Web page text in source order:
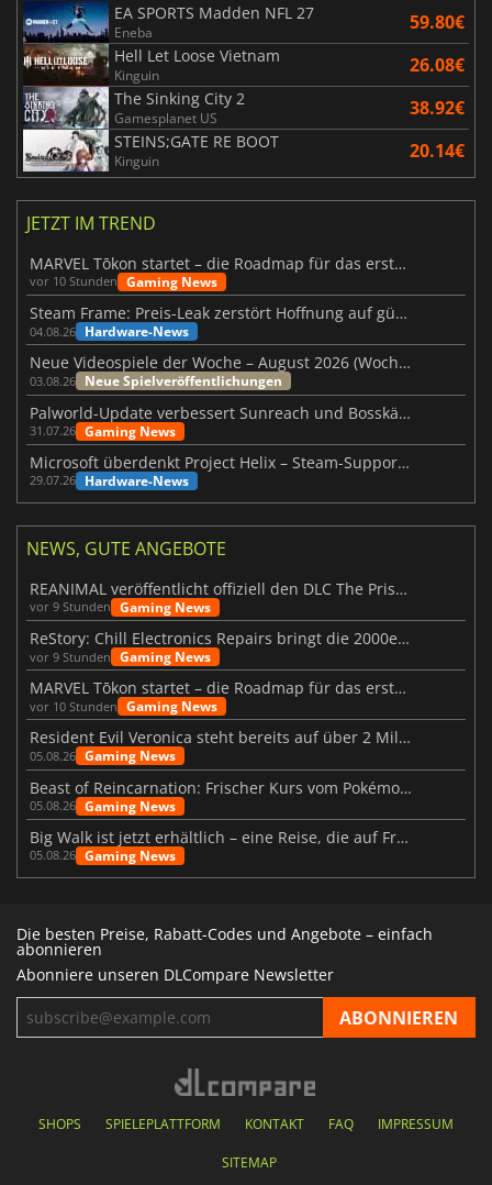
EA SPORTS Madden NFL 27
Eneba 59.80€
Hell Let Loose Vietnam
Kinguin 26.08€
The Sinking City 2
Gamesplanet US 38.92€
STEINS;GATE RE BOOT
Kinguin 20.14€
JETZT IM TREND
MARVEL Tōkon startet – die Roadmap für das erste Jahr wurde vorgestellt
vor 10 Stunden Gaming News
Steam Frame: Preis-Leak zerstört Hoffnung auf günstiges VR-Headset
04.08.26 Hardware-News
Neue Videospiele der Woche – August 2026 (Woche 32)
03.08.26 Neue Spielveröffentlichungen
Palworld-Update verbessert Sunreach und Bosskämpfe deutlich
31.07.26 Gaming News
Microsoft überdenkt Project Helix – Steam-Support gefährdet
29.07.26 Hardware-News
NEWS, GUTE ANGEBOTE
REANIMAL veröffentlicht offiziell den DLC The Prisoner
vor 9 Stunden Gaming News
ReStory: Chill Electronics Repairs bringt die 2000er zurück
vor 9 Stunden Gaming News
MARVEL Tōkon startet – die Roadmap für das erste Jahr wurde vorgestellt
vor 10 Stunden Gaming News
Resident Evil Veronica steht bereits auf über 2 Millionen Wunschlisten
05.08.26 Gaming News
Beast of Reincarnation: Frischer Kurs vom Pokémon-Studio
05.08.26 Gaming News
Big Walk ist jetzt erhältlich – eine Reise, die auf Freundschaft basiert
05.08.26 Gaming News
Die besten Preise, Rabatt-Codes und Angebote – einfach
abonnieren
Abonniere unseren DLCompare Newsletter
SHOPS SPIELEPLATTFORM KONTAKT FAQ IMPRESSUM
SITEMAP